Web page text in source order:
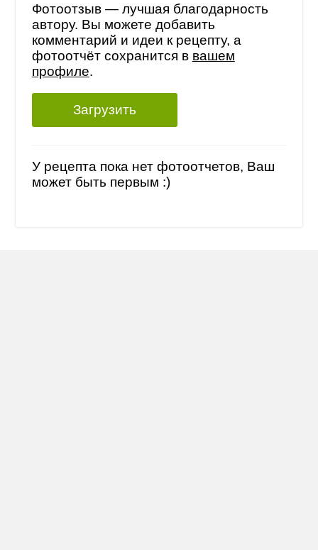
Фотоотзыв — лучшая благодарность
автору. Вы можете добавить
комментарий и идеи к рецепту, а
фотоотчёт сохранится в вашем
профиле.
Загрузить
У рецепта пока нет фотоотчетов, Ваш
может быть первым :)